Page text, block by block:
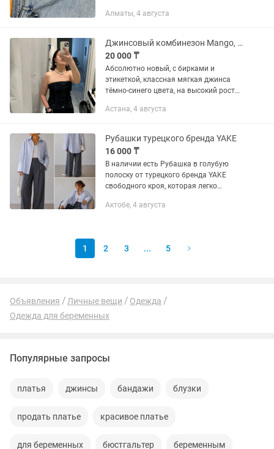
Самовывоз с Самал-2. Дом 76.
Алматы, 4 августа
Джинсовый комбинезон Mango, размер L
20 000 ₸
Абсолютно новый, с бирками и
этикеткой, классная мягкая джинса
тёмно-синего цвета, на высокий рост
Цена окончательная.
Астана, 4 августа
Рубашки турецкого бренда YAKE
16 000 ₸
В наличии есть Рубашка в голубую
полоску от турецкого бренда YAKE
свободного кроя, которая легко
Выполнена в актуальном дизайне с
Актобе, 4 августа
1 2 3 ... 5
Объявления Личные вещи
Одежда
Одежда для беременных
Популярные запросы
платья джинсы бандажи блузки
продать платье красивое платье
для беременных бюстгальтер беременным